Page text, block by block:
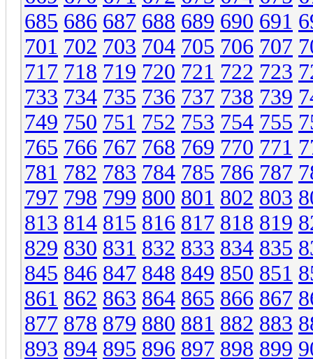
685 686 687 688 689 690 691
701 702 703 704 705 706 707
717 718 719 720 721 722 723
733 734 735 736 737 738 739
749 750 751 752 753 754 755
765 766 767 768 769 770 771
781 782 783 784 785 786 787
797 798 799 800 801 802 803
813 814 815 816 817 818 819
829 830 831 832 833 834 835
845 846 847 848 849 850 851
861 862 863 864 865 866 867
877 878 879 880 881 882 883
893 894 895 896 897 898 899